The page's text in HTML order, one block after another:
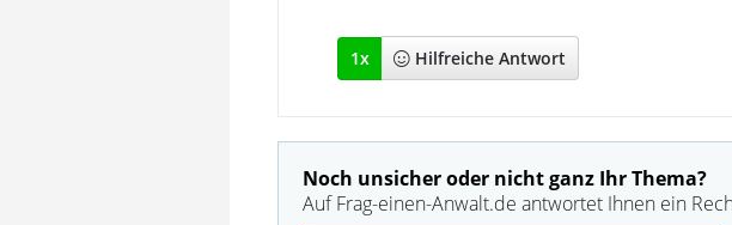
1x Hilfreiche Antwort
Noch unsicher oder nicht ganz Ihr Thema?
Auf Frag-einen-Anwalt.de antwortet Ihnen ein